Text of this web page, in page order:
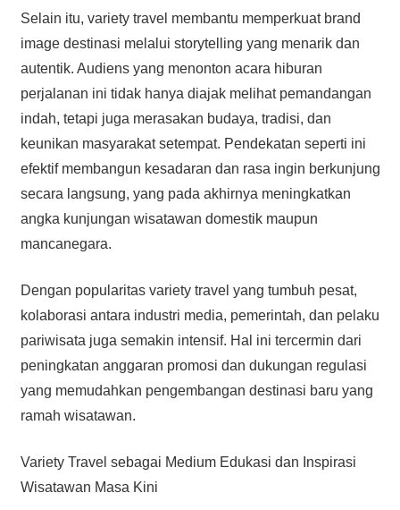
Selain itu, variety travel membantu memperkuat brand
image destinasi melalui storytelling yang menarik dan
autentik. Audiens yang menonton acara hiburan
perjalanan ini tidak hanya diajak melihat pemandangan
indah, tetapi juga merasakan budaya, tradisi, dan
keunikan masyarakat setempat. Pendekatan seperti ini
efektif membangun kesadaran dan rasa ingin berkunjung
secara langsung, yang pada akhirnya meningkatkan
angka kunjungan wisatawan domestik maupun
mancanegara.
Dengan popularitas variety travel yang tumbuh pesat,
kolaborasi antara industri media, pemerintah, dan pelaku
pariwisata juga semakin intensif. Hal ini tercermin dari
peningkatan anggaran promosi dan dukungan regulasi
yang memudahkan pengembangan destinasi baru yang
ramah wisatawan.
Variety Travel sebagai Medium Edukasi dan Inspirasi
Wisatawan Masa Kini